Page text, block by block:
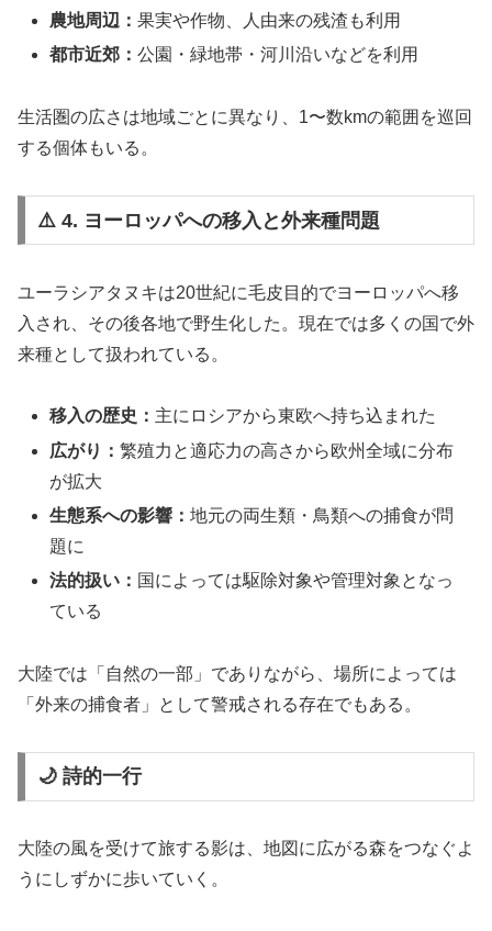
農地周辺：果実や作物、人由来の残渣も利用
都市近郊：公園・緑地帯・河川沿いなどを利用
生活圏の広さは地域ごとに異なり、1〜数kmの範囲を巡回
する個体もいる。
⚠️ 4. ヨーロッパへの移入と外来種問題
ユーラシアタヌキは20世紀に毛皮目的でヨーロッパへ移
入され、その後各地で野生化した。現在では多くの国で外
来種として扱われている。
移入の歴史： 主にロシアから東欧へ持ち込まれた
広がり：繁殖力と適応力の高さから欧州全域に分布
が拡大
生態系への影響：地元の両生類・鳥類への捕食が問
題に
法的扱い： 国によっては駆除対象や管理対象となっ
ている
大陸では「自然の一部」でありながら、場所によっては
「外来の捕食者」として警戒される存在でもある。
🌙 詩的一行
大陸の風を受けて旅する影は、地図に広がる森をつなぐよ
うにしずかに歩いていく。